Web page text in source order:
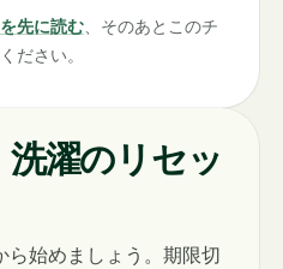
先に読む、そのあとこのチ
ださい。
濯のリセッ
ら始めましょう。期限切